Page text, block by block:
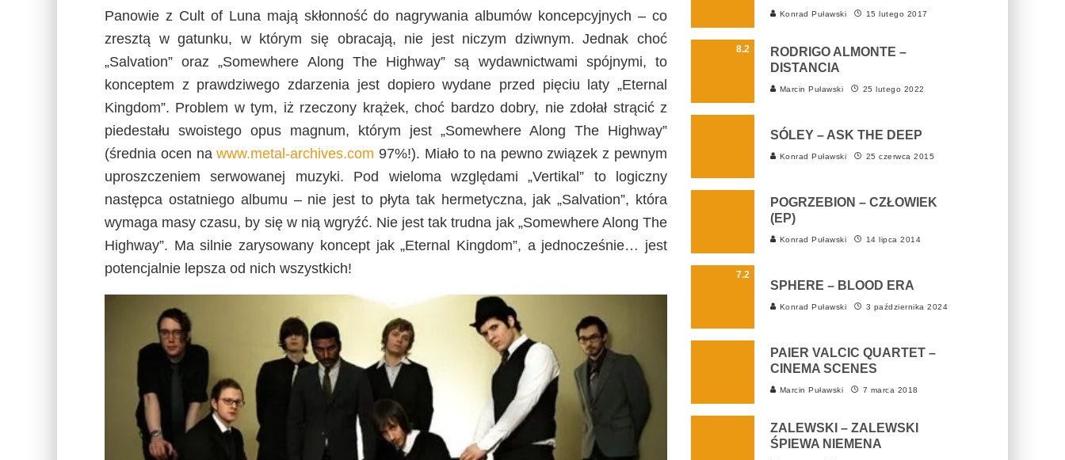
Panowie z Cult of Luna mają skłonność do nagrywania albumów koncepcyjnych – co
zresztą w gatunku, w którym się obracają, nie jest niczym dziwnym. Jednak choć
„Salvation” oraz „Somewhere Along The Highway” są wydawnictwami spójnymi, to
konceptem z prawdziwego zdarzenia jest dopiero wydane przed pięciu laty „Eternal
Kingdom”. Problem w tym, iż rzeczony krążek, choć bardzo dobry, nie zdołał strącić z
piedestału swoistego opus magnum, którym jest „Somewhere Along The Highway”
(średnia ocen nawww.metal-archives.com 97%!). Miało to na pewno związek z pewnym
uproszczeniem serwowanej muzyki. Pod wieloma względami „Vertikal” to logiczny
następca ostatniego albumu – nie jest to płyta tak hermetyczna, jak „Salvation”, która
wymaga masy czasu, by się w nią wgryźć. Nie jest tak trudna jak „Somewhere Along The
Highway”. Ma silnie zarysowany koncept jak „Eternal Kingdom”, a jednocześnie… jest
potencjalnie lepsza od nich wszystkich!
Konrad Puławski 15 lutego 2017
8.2
RODRIGO ALMONTE –
DISTANCIA
Marcin Puławski 25 lutego 2022
SÓLEY – ASK THE DEEP
Konrad Puławski 25 czerwca 2015
POGRZEBION – CZŁOWIEK
(EP)
Konrad Puławski 14 lipca 2014
7.2
SPHERE – BLOOD ERA
Konrad Puławski 3 października 2024
PAIER VALCIC QUARTET –
CINEMA SCENES
Marcin Puławski 7 marca 2018
ZALEWSKI – ZALEWSKI
ŚPIEWA NIEMENA